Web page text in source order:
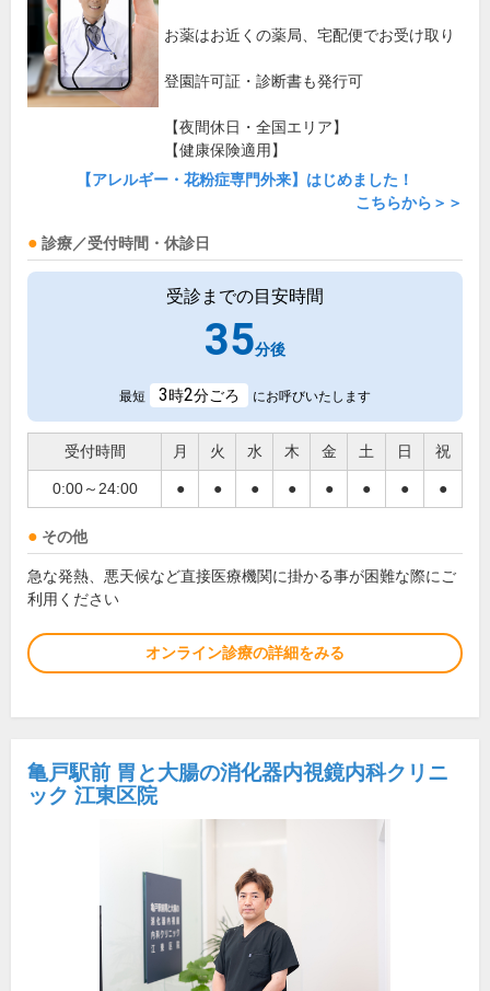
お薬はお近くの薬局、宅配便でお受け取り
登園許可証・診断書も発行可
【夜間休日・全国エリア】
【健康保険適用】
【アレルギー・花粉症専門外来】はじめました！
こちらから＞＞
診療／受付時間・休診日
受診までの目安時間
35分後
最短 3時2分ごろ にお呼びいたします
受付時間 月 火 水 木 金 土 日 祝
0:00～24:00 ● ● ● ● ● ● ● ●
その他
急な発熱、悪天候など直接医療機関に掛かる事が困難な際にご
利用ください
オンライン診療の詳細をみる
亀戸駅前 胃と大腸の消化器内視鏡内科クリニ
ック 江東区院